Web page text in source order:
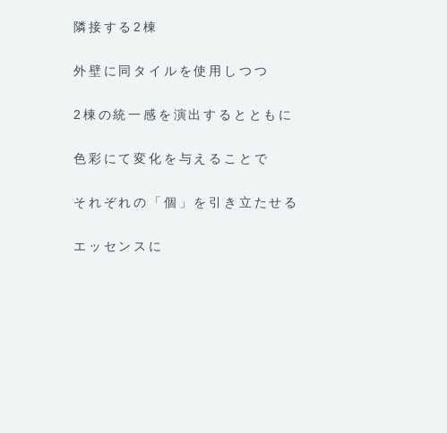
隣接する2棟
外壁に同タイルを使用しつつ
2棟の統一感を演出するとともに
色彩にて変化を与えることで
それぞれの「個」を引き立たせる
エッセンスに